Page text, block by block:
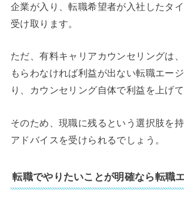
企業が入り、転職希望者が入社したタ
受け取ります。
ただ、有料キャリアカウンセリングは
もらわなければ利益が出ない転職エー
り、カウンセリング自体で利益を上げて
そのため、現職に残るという選択肢を
アドバイスを受けられるでしょう。
転職でやりたいことが明確なら転職